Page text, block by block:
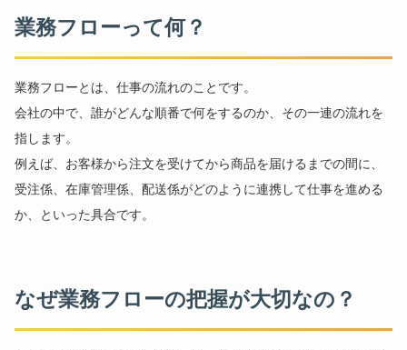
業務フローって何？
業務フローとは、仕事の流れのことです。
会社の中で、誰がどんな順番で何をするのか、その一連の流れを
指します。
例えば、お客様から注文を受けてから商品を届けるまでの間に、
受注係、在庫管理係、配送係がどのように連携して仕事を進める
か、といった具合です。
なぜ業務フローの把握が大切なの？